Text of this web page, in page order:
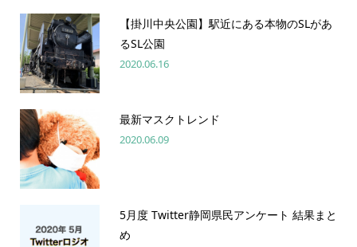
【掛川中央公園】駅近にある本物のSLがあ
るSL公園
2020.06.16
最新マスクトレンド
2020.06.09
5月度 Twitter静岡県民アンケート 結果まと
め